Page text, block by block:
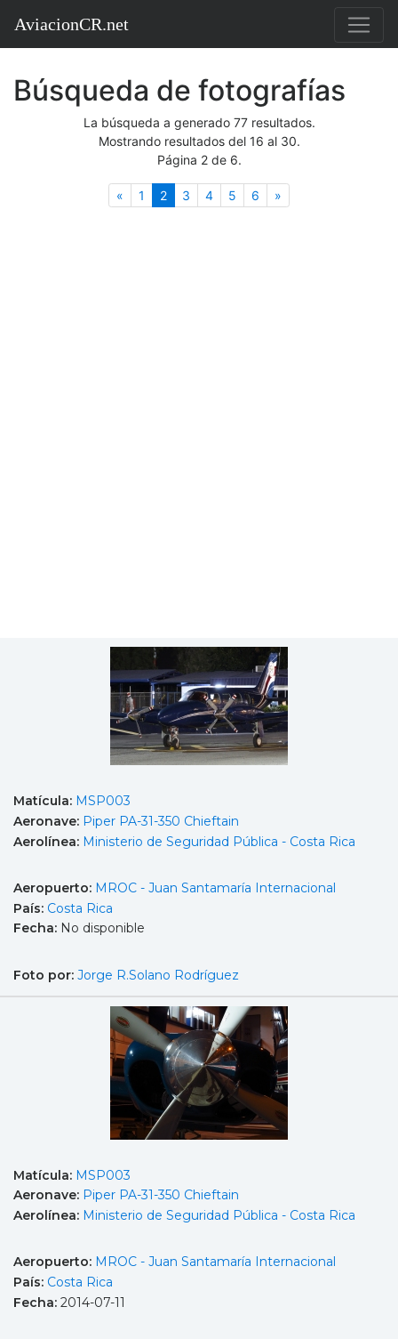
AviacionCR.net
Búsqueda de fotografías
La búsqueda a generado 77 resultados.
Mostrando resultados del 16 al 30.
Página 2 de 6.
« Anterior
1 2(actual)
3 4 5 6 »
Matícula: MSP003
Aeronave: Piper PA-31-350 Chieftain
Aerolínea: Ministerio de Seguridad Pública - Costa Rica
Aeropuerto: MROC - Juan Santamaría Internacional
País: Costa Rica
Fecha: No disponible
Foto por: Jorge R.Solano Rodríguez
Matícula: MSP003
Aeronave: Piper PA-31-350 Chieftain
Aerolínea: Ministerio de Seguridad Pública - Costa Rica
Aeropuerto: MROC - Juan Santamaría Internacional
País: Costa Rica
Fecha: 2014-07-11